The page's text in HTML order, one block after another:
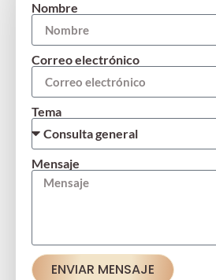
Nombre
Correo electrónico
Tema
Mensaje
ENVIAR MENSAJE